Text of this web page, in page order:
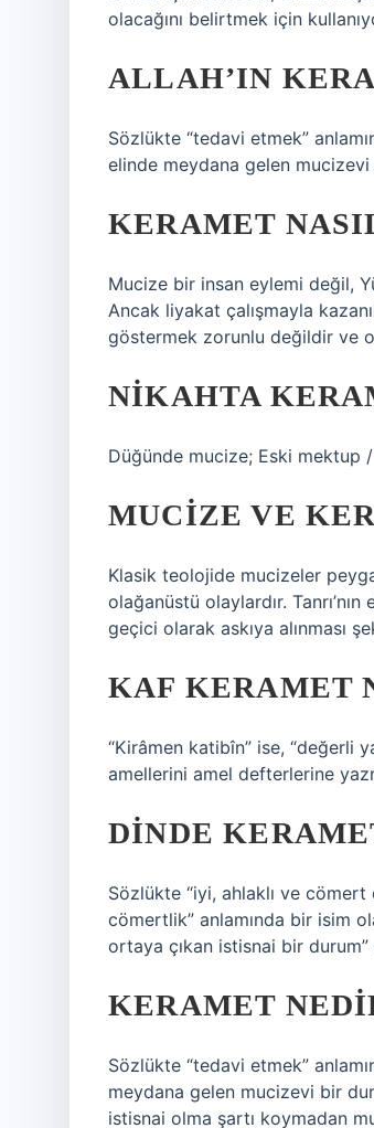
olacağını belirtmek için
ALLAH’IN
Sözlükte “tedavi etmek”
elinde meydana gelen mucizevi
KERAMET
Mucize bir insan eylemi değil,
Ancak liyakat çalışmayla
göstermek zorunlu değildir ve
NIKAHTA
Düğünde mucize; Eski mektup
MUCIZE VE
Klasik teolojide mucizeler
olağanüstü olaylardır.
geçici olarak askıya alınması
KAF KERAMET
“Kirâmen katibîn” ise, “değerli
amellerini amel defterlerine
DINDE
Sözlükte “iyi, ahlaklı ve
cömertlik” anlamında bir isim
ortaya çıkan istisnai bir durum”
KERAMET
Sözlükte “tedavi etmek”
meydana gelen mucizevi bir
istisnai olma şartı koymadan